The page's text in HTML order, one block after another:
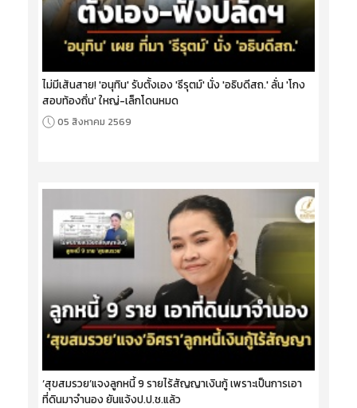
ไม่มีเส้นสาย! 'อนุทิน' รับตั้งเอง 'ธีรุตม์' นั่ง 'อธิบดีสถ.' ลั่น 'โกง
สอบท้องถิ่น' ใหญ่-เล็กโดนหมด
05 สิงหาคม 2569
‘สุขสมรวย’แจงลูกหนี้ 9 รายไร้สัญญาเงินกู้ เพราะเป็นการเอา
ที่ดินมาจำนอง ยันแจ้งป.ป.ช.แล้ว